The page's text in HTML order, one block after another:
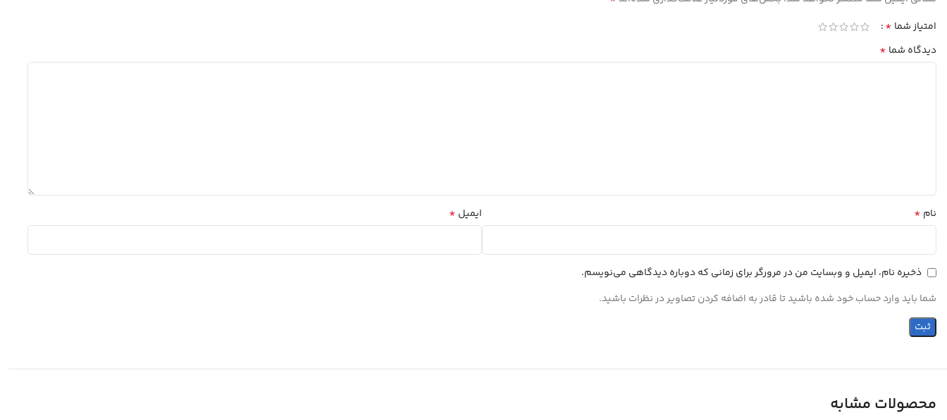
امتیاز شما *
دیدگاه شما *
نام * ایمیل *
ذخیره نام، ایمیل و وبسایت من در مرورگر برای زمانی که دوباره دیدگاهی می‌نویسم.
شما باید وارد حساب خود شده باشید تا قادر به اضافه کردن تصاویر در نظرات باشید.
محصولات مشابه